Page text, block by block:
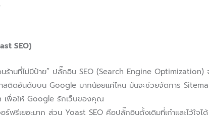
SEO)
นร้านที่ไม่มีป้าย” ปลั๊กอิน SEO (Search Engine Optimization)
ติดอันดับบน Google มากน้อยแค่ไหน มันจะช่วยจัดการ
เพื่อให้ Google รักเว็บของคุณ
ร์ฟรีเยอะมาก ส่วน Yoast SEO คือปลั๊กอินดั้งเดิมที่เก๋าและไว้ใจได้